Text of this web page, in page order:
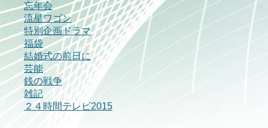
忘年会
流星ワゴン
特別企画ドラマ
福袋
結婚式の前日に
芸能
銭の戦争
雑記
２４時間テレビ2015